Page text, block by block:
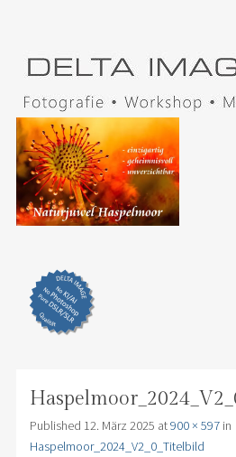
Published 12. März 2025 at900 × 597in
Haspelmoor_2024_V2_0_Titelbild